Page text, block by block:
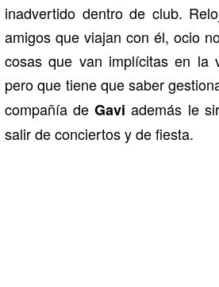
inadvertido dentro de club.
amigos que viajan con él, ocio
cosas que van implícitas en la
pero que tiene que saber
compañía deGaviademás le
salir de conciertos y de fiesta.